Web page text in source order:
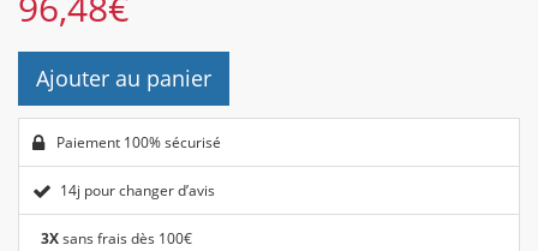
Ajouter au panier
Paiement 100% sécurisé
14j pour changer d’avis
3Xsans frais dès 100€